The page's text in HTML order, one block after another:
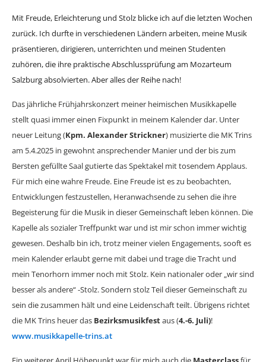
Mit Freude, Erleichterung und Stolz blicke ich auf die letzten Wochen
zurück. Ich durfte in verschiedenen Ländern arbeiten, meine Musik
präsentieren, dirigieren, unterrichten und meinen Studenten
zuhören, die ihre praktische Abschlussprüfung am Mozarteum
Salzburg absolvierten. Aber alles der Reihe nach!
Das jährliche Frühjahrskonzert meiner heimischen Musikkapelle
stellt quasi immer einen Fixpunkt in meinem Kalender dar. Unter
neuer Leitung (Kpm. Alexander Strickner) musizierte die MK Trins
am 5.4.2025 in gewohnt ansprechender Manier und der bis zum
Bersten gefüllte Saal gutierte das Spektakel mit tosendem Applaus.
Für mich eine wahre Freude. Eine Freude ist es zu beobachten,
Entwicklungen festzustellen, Heranwachsende zu sehen die ihre
Begeisterung für die Musik in dieser Gemeinschaft leben können. Die
Kapelle als sozialer Treffpunkt war und ist mir schon immer wichtig
gewesen. Deshalb bin ich, trotz meiner vielen Engagements, sooft es
mein Kalender erlaubt gerne mit dabei und trage die Tracht und
mein Tenorhorn immer noch mit Stolz. Kein nationaler oder „wir sind
besser als andere“ -Stolz. Sondern stolz Teil dieser Gemeinschaft zu
sein die zusammen hält und eine Leidenschaft teilt. Übrigens richtet
die MK Trins heuer das Bezirksmusikfestaus (4.-6. Juli)!
www.musikkapelle-trins.at